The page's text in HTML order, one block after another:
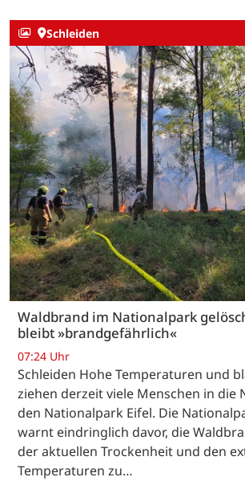
Schleiden
Waldbrand im Nationalpark
bleibt »brandgefährlich«
07:24 Uhr
Schleiden Hohe Temperaturen und
ziehen derzeit viele Menschen in die
den Nationalpark Eifel. Die
warnt eindringlich davor, die
der aktuellen Trockenheit und den
Temperaturen zu…